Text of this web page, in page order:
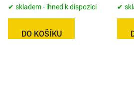
✔ skladem - ihned k dispozici
DO KOŠÍKU
✔